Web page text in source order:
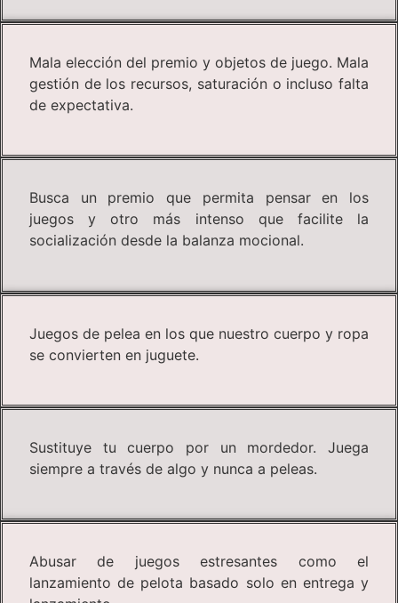
Mala elección del premio y objetos de juego. Mala
gestión de los recursos, saturación o incluso falta
de expectativa.
Busca un premio que permita pensar en los
juegos y otro más intenso que facilite la
socialización desde la balanza mocional.
Juegos de pelea en los que nuestro cuerpo y ropa
se convierten en juguete.
Sustituye tu cuerpo por un mordedor. Juega
siempre a través de algo y nunca a peleas.
Abusar de juegos estresantes como el
lanzamiento de pelota basado solo en entrega y